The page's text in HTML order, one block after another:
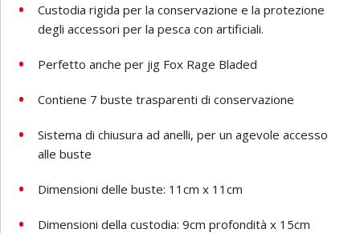
Custodia rigida per la conservazione e la protezione
degli accessori per la pesca con artificiali.
Perfetto anche per jig Fox Rage Bladed
Contiene 7 buste trasparenti di conservazione
Sistema di chiusura ad anelli, per un agevole accesso
alle buste
Dimensioni delle buste: 11cm x 11cm
Dimensioni della custodia: 9cm profondità x 15cm